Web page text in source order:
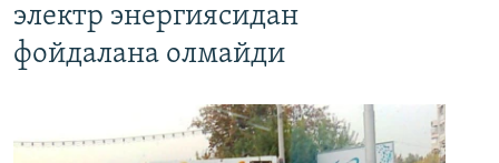
электр энергиясидан
фойдалана олмайди